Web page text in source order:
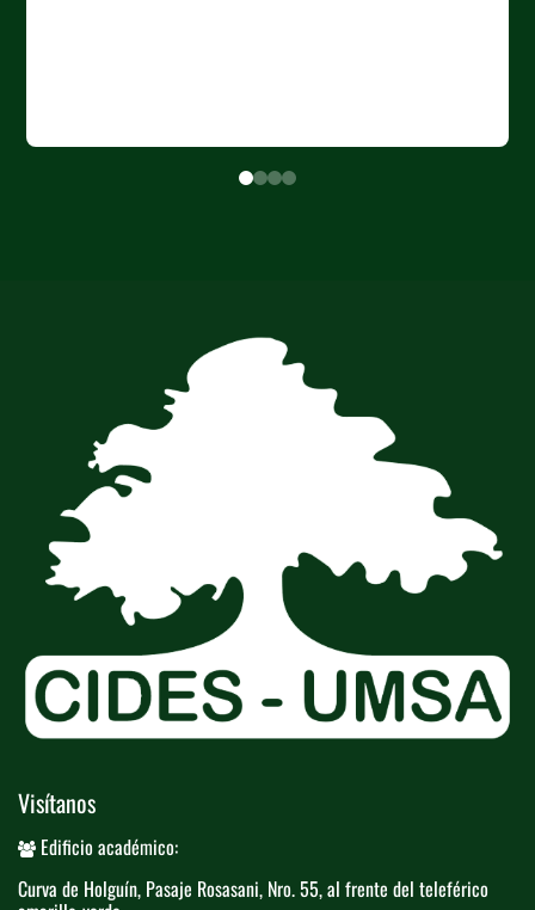
Visítanos
Edificio académico:
Curva de Holguín, Pasaje Rosasani, Nro. ​55, al frente del teleférico​